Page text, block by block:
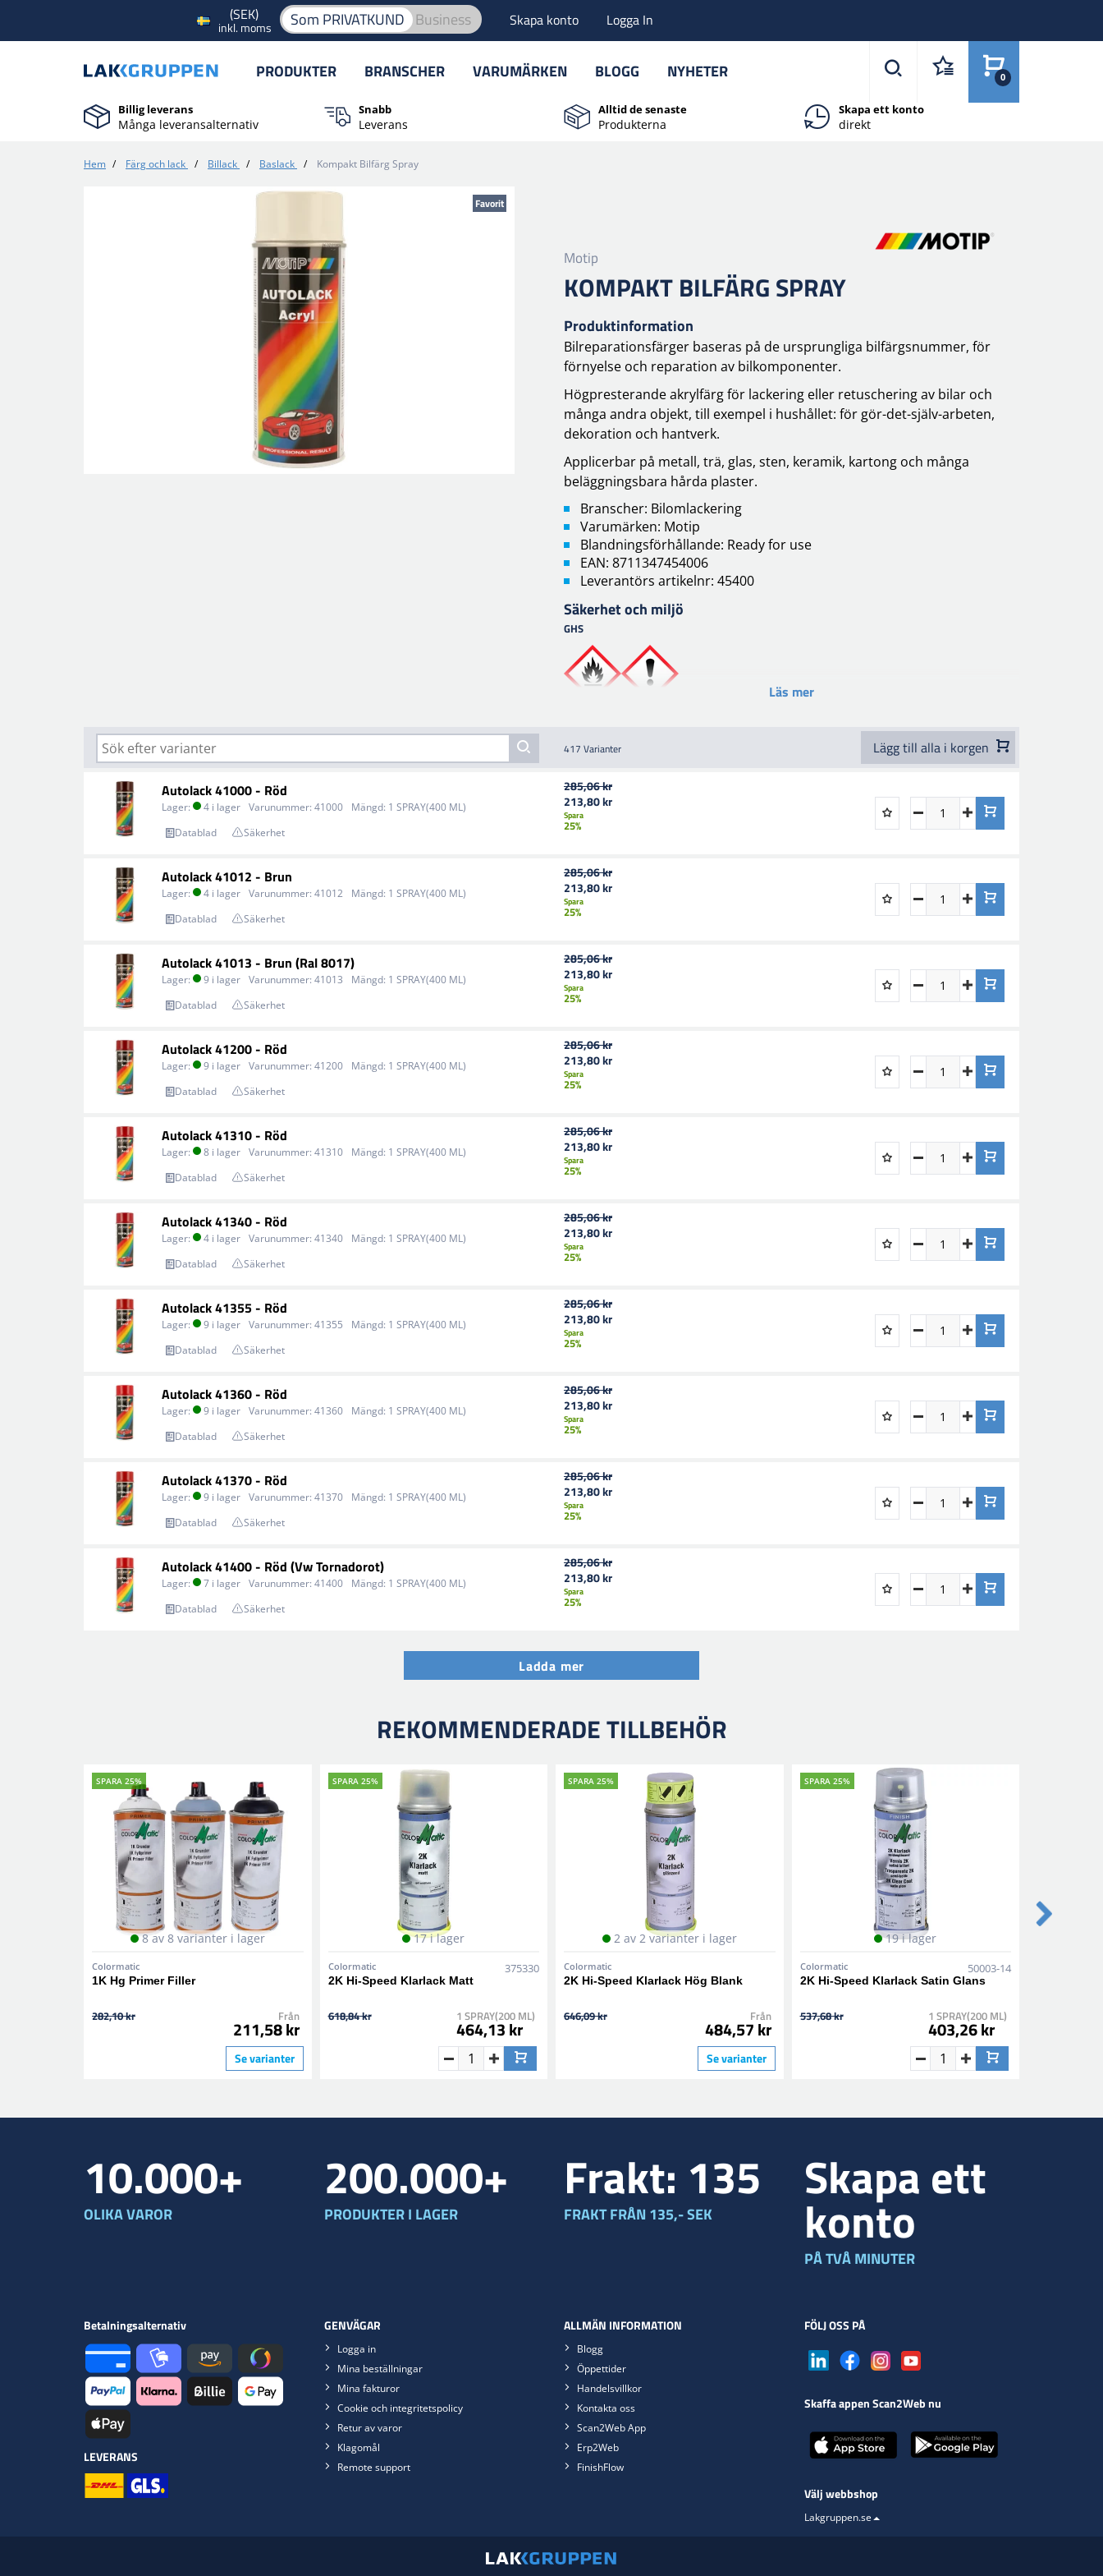
(SEK)
inkl. moms Som PRIVATKUND Business Skapa konto Logga In
PRODUKTER BRANSCHER VARUMÄRKEN BLOGG NYHETER 0
Billig leverans
Många leveransalternativ
Snabb
Leverans
Alltid de senaste
Produkterna
Skapa ett konto
direkt
Hem / Färg och lack / Billack / Baslack / Kompakt Bilfärg Spray
Favorit
Motip
KOMPAKT BILFÄRG SPRAY
Produktinformation
Bilreparationsfärger baseras på de ursprungliga bilfärgsnummer, för
förnyelse och reparation av bilkomponenter.
Högpresterande akrylfärg för lackering eller retuschering av bilar och
många andra objekt, till exempel i hushållet: för gör-det-själv-arbeten,
dekoration och hantverk.
Applicerbar på metall, trä, glas, sten, keramik, kartong och många
beläggningsbara hårda plaster.
Branscher: Bilomlackering
Varumärken: Motip
Blandningsförhållande: Ready for use
EAN: 8711347454006
Leverantörs artikelnr: 45400
Säkerhet och miljö
GHS
Läs mer
417 Varianter Lägg till alla i korgen
Autolack 41000 - Röd
Lager: 4 i lager Varunummer: 41000 Mängd: 1 SPRAY(400 ML)
Datablad
Säkerhet
285,06 kr
213,80 kr
Spara
25%
Autolack 41012 - Brun
Lager: 4 i lager Varunummer: 41012 Mängd: 1 SPRAY(400 ML)
Datablad
Säkerhet
285,06 kr
213,80 kr
Spara
25%
Autolack 41013 - Brun (Ral 8017)
Lager: 9 i lager Varunummer: 41013 Mängd: 1 SPRAY(400 ML)
Datablad
Säkerhet
285,06 kr
213,80 kr
Spara
25%
Autolack 41200 - Röd
Lager: 9 i lager Varunummer: 41200 Mängd: 1 SPRAY(400 ML)
Datablad
Säkerhet
285,06 kr
213,80 kr
Spara
25%
Autolack 41310 - Röd
Lager: 8 i lager Varunummer: 41310 Mängd: 1 SPRAY(400 ML)
Datablad
Säkerhet
285,06 kr
213,80 kr
Spara
25%
Autolack 41340 - Röd
Lager: 4 i lager Varunummer: 41340 Mängd: 1 SPRAY(400 ML)
Datablad
Säkerhet
285,06 kr
213,80 kr
Spara
25%
Autolack 41355 - Röd
Lager: 9 i lager Varunummer: 41355 Mängd: 1 SPRAY(400 ML)
Datablad
Säkerhet
285,06 kr
213,80 kr
Spara
25%
Autolack 41360 - Röd
Lager: 9 i lager Varunummer: 41360 Mängd: 1 SPRAY(400 ML)
Datablad
Säkerhet
285,06 kr
213,80 kr
Spara
25%
Autolack 41370 - Röd
Lager: 9 i lager Varunummer: 41370 Mängd: 1 SPRAY(400 ML)
Datablad
Säkerhet
285,06 kr
213,80 kr
Spara
25%
Autolack 41400 - Röd (Vw Tornadorot)
Lager: 7 i lager Varunummer: 41400 Mängd: 1 SPRAY(400 ML)
Datablad
Säkerhet
285,06 kr
213,80 kr
Spara
25%
Ladda mer
REKOMMENDERADE TILLBEHÖR
SPARA 25%
8 av 8 varianter i lager
Colormatic
1K Hg Primer Filler
282,10 kr Från
211,58 kr
Se varianter
SPARA 25%
17 i lager
Colormatic 375330
2K Hi-Speed Klarlack Matt
618,84 kr 1 SPRAY(200 ML)
464,13 kr
SPARA 25%
2 av 2 varianter i lager
Colormatic
2K Hi-Speed Klarlack Hög Blank
646,09 kr Från
484,57 kr
Se varianter
SPARA 25%
19 i lager
Colormatic 50003-14
2K Hi-Speed Klarlack Satin Glans
537,68 kr 1 SPRAY(200 ML)
403,26 kr
10.000+
OLIKA VAROR
200.000+
PRODUKTER I LAGER
Frakt: 135
FRAKT FRÅN 135,- SEK
Skapa ett
konto
PÅ TVÅ MINUTER
Betalningsalternativ
LEVERANS
GENVÄGAR
Logga in
Mina beställningar
Mina fakturor
Cookie och integritetspolicy
Retur av varor
Klagomål
Remote support
ALLMÄN INFORMATION
Blogg
Öppettider
Handelsvillkor
Kontakta oss
Scan2Web App
Erp2Web
FinishFlow
FÖLJ OSS PÅ
Skaffa appen Scan2Web nu
Välj webbshop
Lakgruppen.se